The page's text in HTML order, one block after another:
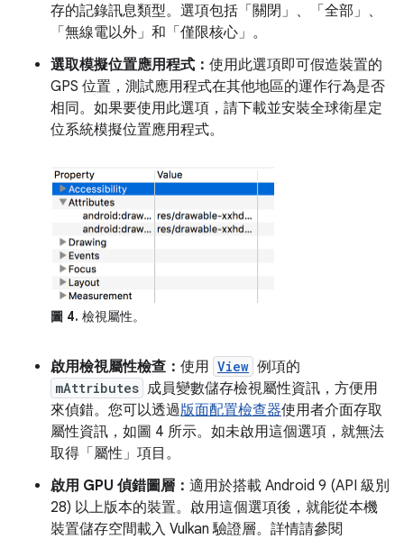
存的記錄訊息類型。選項包括「關閉」、「全部」、
「無線電以外」和「僅限核心」。
選取模擬位置應用程式： 使用此選項即可假造裝置的
GPS 位置，測試應用程式在其他地區的運作行為是否
相同。如果要使用此選項，請下載並安裝全球衛星定
位系統模擬位置應用程式。
圖 4. 檢視屬性。
啟用檢視屬性檢查： 使用 View 例項的
mAttributes 成員變數儲存檢視屬性資訊，方便用
來偵錯。您可以透過版面配置檢查器使用者介面存取
屬性資訊，如圖 4 所示。如未啟用這個選項，就無法
取得「屬性」 項目。
啟用 GPU 偵錯圖層： 適用於搭載 Android 9 (API 級別
28) 以上版本的裝置。啟用這個選項後，就能從本機
裝置儲存空間載入 Vulkan 驗證層。詳情請參閱